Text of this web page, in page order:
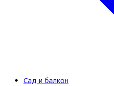
Сад и балкон